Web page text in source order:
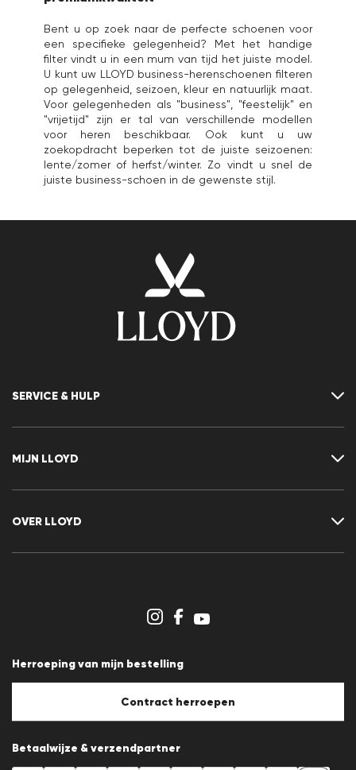
Bent u op zoek naar de perfecte schoenen voor
een specifieke gelegenheid? Met het handige
filter vindt u in een mum van tijd het juiste model.
U kunt uw LLOYD business-herenschoenen filteren
op gelegenheid, seizoen, kleur en natuurlijk maat.
Voor gelegenheden als "business", "feestelijk" en
"vrijetijd" zijn er tal van verschillende modellen
voor heren beschikbaar. Ook kunt u uw
zoekopdracht beperken tot de juiste seizoenen:
lente/zomer of herfst/winter. Zo vindt u snel de
juiste business-schoen in de gewenste stijl.
SERVICE & HULP
Maattabel
Retour
MIJN LLOYD
Nieuwsbrief
OVER LLOYD
Afdruk
Cookiebeleid
Herroeping van mijn bestelling
Contract herroepen
Betaalwijze & verzendpartner